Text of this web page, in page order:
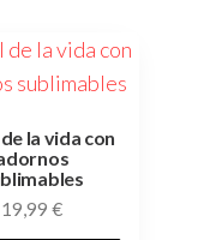
la vida con
19,99€